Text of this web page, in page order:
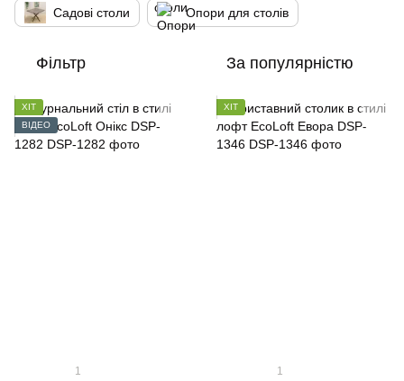
Садові столи Опори для столів
Фільтр За популярністю
ХІТ
ВІДЕО
1
ХІТ
1